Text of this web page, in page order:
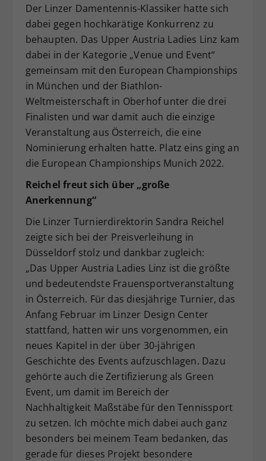
Der Linzer Damentennis-Klassiker hatte sich
dabei gegen hochkarätige Konkurrenz zu
behaupten. Das Upper Austria Ladies Linz kam
dabei in der Kategorie „Venue und Event“
gemeinsam mit den European Championships
in München und der Biathlon-
Weltmeisterschaft in Oberhof unter die drei
Finalisten und war damit auch die einzige
Veranstaltung aus Österreich, die eine
Nominierung erhalten hatte. Platz eins ging an
die European Championships Munich 2022.
Reichel freut sich über „große
Anerkennung“
Die Linzer Turnierdirektorin Sandra Reichel
zeigte sich bei der Preisverleihung in
Düsseldorf stolz und dankbar zugleich:
„Das Upper Austria Ladies Linz ist die größte
und bedeutendste Frauensportveranstaltung
in Österreich. Für das diesjährige Turnier, das
Anfang Februar im Linzer Design Center
stattfand, hatten wir uns vorgenommen, ein
neues Kapitel in der über 30-jährigen
Geschichte des Events aufzuschlagen. Dazu
gehörte auch die Zertifizierung als Green
Event, um damit im Bereich der
Nachhaltigkeit Maßstäbe für den Tennissport
zu setzen. Ich möchte mich dabei auch ganz
besonders bei meinem Team bedanken, das
gerade für dieses Projekt besondere